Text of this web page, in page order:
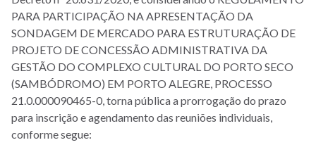
PARA PARTICIPAÇÃO NA APRESENTAÇÃO DA
SONDAGEM DE MERCADO PARA ESTRUTURAÇÃO DE
PROJETO DE CONCESSÃO ADMINISTRATIVA DA
GESTÃO DO COMPLEXO CULTURAL DO PORTO SECO
(SAMBÓDROMO) EM PORTO ALEGRE, PROCESSO
21.0.000090465-0, torna pública a prorrogação do prazo
para inscrição e agendamento das reuniões individuais,
conforme segue: